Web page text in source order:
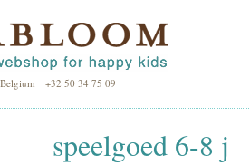
+32 50 34 75 09
speelgoed 6-8 j